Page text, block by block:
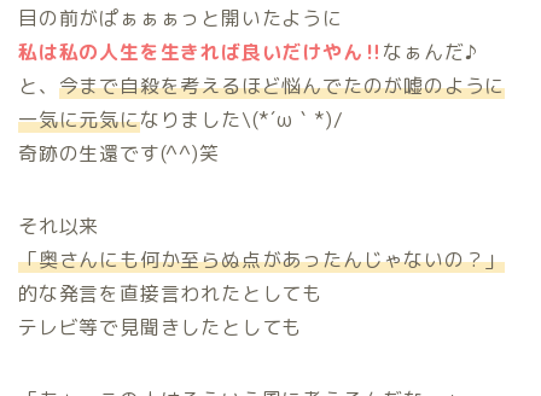
目の前がぱぁぁぁっと開いたように
私は私の人生を生きれば良いだけやん‼ なぁんだ♪
と、 今まで自殺を考えるほど悩んでたのが嘘のように
一気に元気になりました\(*´ω｀*)/
奇跡の生還です(^^)笑
それ以来
「奥さんにも何か至らぬ点があったんじゃないの？」
的な発言を直接言われたとしても
テレビ等で見聞きしたとしても